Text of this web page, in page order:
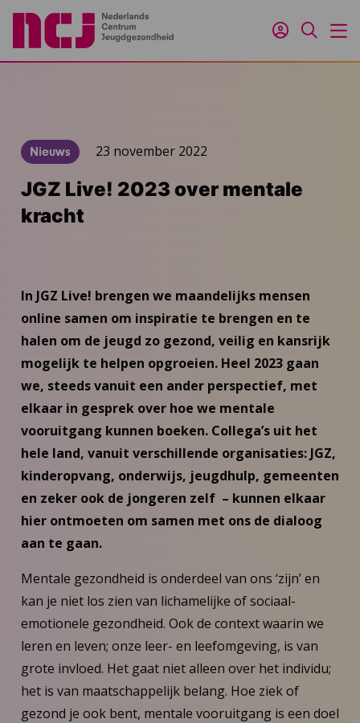
Inloggen
Zoeken
Nieuws 23 november 2022
JGZ Live! 2023 over mentale
kracht
In JGZ Live! brengen we maandelijks mensen
online samen om inspiratie te brengen en te
halen om de jeugd zo gezond, veilig en kansrijk
mogelijk te helpen opgroeien. Heel 2023 gaan
we, steeds vanuit een ander perspectief, met
elkaar in gesprek over hoe we mentale
vooruitgang kunnen boeken. Collega’s uit het
hele land, vanuit verschillende organisaties: JGZ,
kinderopvang, onderwijs, jeugdhulp, gemeenten
en zeker ook de jongeren zelf – kunnen elkaar
hier ontmoeten om samen met ons de dialoog
aan te gaan.
Mentale gezondheid is onderdeel van ons ‘zijn’ en
kan je niet los zien van lichamelijke of sociaal-
emotionele gezondheid. Ook de context waarin we
leren en leven; onze leer- en leefomgeving, is van
grote invloed. Het gaat niet alleen over het individu;
het is van maatschappelijk belang. Hoe ziek of
gezond je ook bent, mentale vooruitgang is een doel